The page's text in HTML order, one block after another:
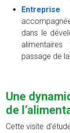
Entreprise
dans le
passage de la
Une
de
Cette visite